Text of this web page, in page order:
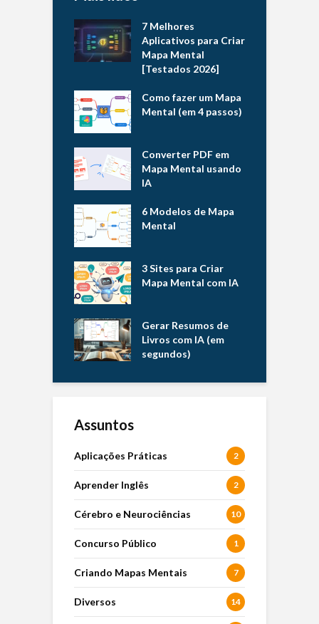
7 Melhores
Aplicativos para Criar
Mapa Mental
[Testados 2026]
Como fazer um Mapa
Mental (em 4 passos)
Converter PDF em
Mapa Mental usando
IA
6 Modelos de Mapa
Mental
3 Sites para Criar
Mapa Mental com IA
Gerar Resumos de
Livros com IA (em
segundos)
Assuntos
Aplicações Práticas 2
Aprender Inglês 2
Cérebro e Neurociências 10
Concurso Público 1
Criando Mapas Mentais 7
Diversos 14